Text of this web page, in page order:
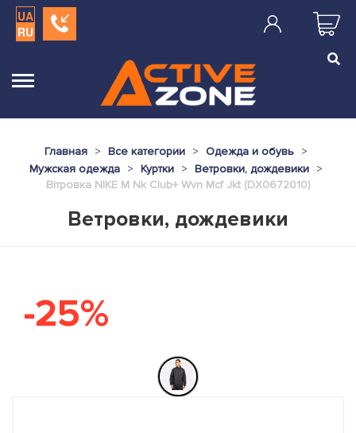
UA
RU
Главная Все категории
Одежда и обувь
Мужская одежда
Куртки
Ветровки, дождевики
Вітровка NIKE M Nk Club+ Wvn Mcf Jkt (DX0672010)
Ветровки, дождевики
-25%